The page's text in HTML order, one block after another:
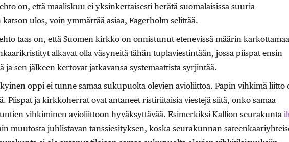
on, että maaliskuu ei yksinkertaisesti herätä suomalaisissa suuria
ulos, voin ymmärtää asiaa, Fagerholm selittää.
taas on, että Suomen kirkko on onnistunut etenevissä määrin
alkavat olla väsyneitä tähän tuplaviestintään, jossa piispat ensin
ja sen jälkeen kertovat jatkavansa systemaattista syrjintää.
oppi ei tunne samaa sukupuolta olevien avioliittoa. Papin vihkimä liitto
Piispat ja kirkkoherrat ovat antaneet ristiriitaisia viestejä siitä, onko samaa
vihkiminen avioliittoon hyväksyttävää. Esimerkiksi Kallion seurakunta
muutosta juhlistavan tanssiesityksen, koska seurakunnan